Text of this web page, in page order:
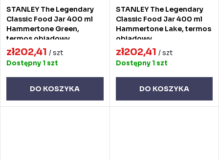
STANLEY The Legendary
Classic Food Jar 400 ml
Hammertone Green,
termos obiadowy
zł202,41 / szt
Dostępny 1 szt
DO KOSZYKA
STANLEY The Legendary
Classic Food Jar 400 ml
Hammertone Lake, termos
obiadowy
zł202,41 / szt
Dostępny 1 szt
DO KOSZYKA